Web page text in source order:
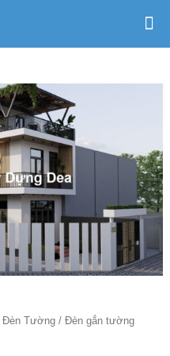
Đèn Tường/ Đèn gắn tường